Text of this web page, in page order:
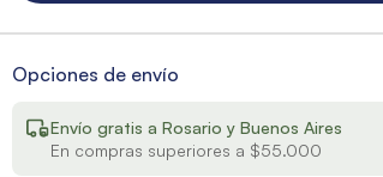
Opciones de envío
Envío gratis a Rosario y Buenos Aires
En compras superiores a $55.000